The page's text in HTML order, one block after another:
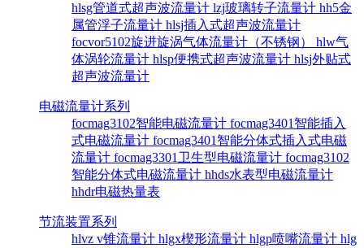
hlsg管道式超声波流量计 lzj玻璃转子流量计 hh5金
属管浮子流量计 hlsj插入式超声波流量计
focvor5102旋进旋涡气体流量计（不锈钢） hlw气
体涡轮流量计 hlsp便携式超声波流量计 hlsj外贴式
超声波流量计
电磁流量计系列
focmag3102智能电磁流量计 focmag3401智能插入
式电磁流量计 focmag3401智能分体式插入式电磁
流量计 focmag3301卫生型电磁流量计 focmag3102
智能分体式电磁流量计 hhds水表型电磁流量计
hhdr电磁热量表
节流装置系列
hlvz v锥流量计 hlgx楔形流量计 hlgp喷嘴流量计 hlg